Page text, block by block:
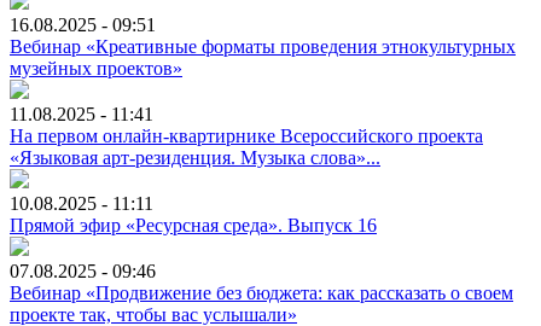
16.08.2025 - 09:51
Вебинар «Креативные форматы проведения этнокультурных
музейных проектов»
11.08.2025 - 11:41
На первом онлайн-квартирнике Всероссийского проекта
«Языковая арт-резиденция. Музыка слова»...
10.08.2025 - 11:11
Прямой эфир «Ресурсная среда». Выпуск 16
07.08.2025 - 09:46
Вебинар «Продвижение без бюджета: как рассказать о своем
проекте так, чтобы вас услышали»